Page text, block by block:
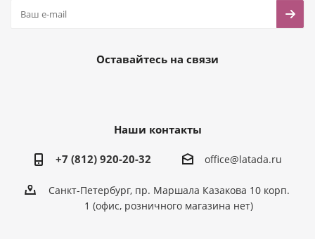
Оставайтесь на связи
Наши контакты
+7 (812) 920-20-32 office@latada.ru
Санкт-Петербург, пр. Маршала Казакова 10 корп.
1 (офис, розничного магазина нет)